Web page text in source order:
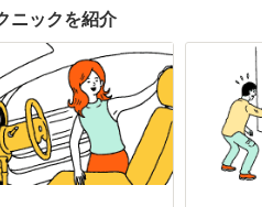
ニックを紹介